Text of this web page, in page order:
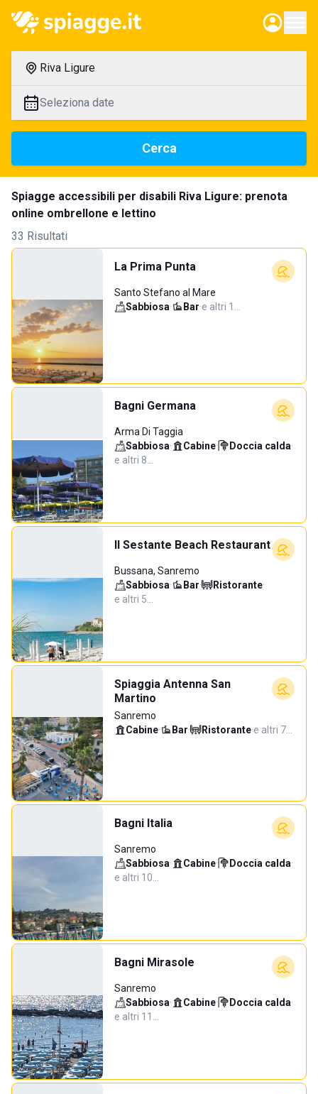
Riva Ligure
Seleziona date
Cerca
Spiagge accessibili per disabili Riva Ligure: prenota
online ombrellone e lettino
33 Risultati
La Prima Punta
Santo Stefano al Mare
Sabbiosa· Bar·e altri 1…
Bagni Germana
Arma Di Taggia
Sabbiosa· Cabine· Doccia calda·
e altri 8…
Il Sestante Beach Restaurant
Bussana, Sanremo
Sabbiosa· Bar· Ristorante·
e altri 5…
Spiaggia Antenna San
Martino
Sanremo
Cabine· Bar· Ristorante·e altri 7…
Bagni Italia
Sanremo
Sabbiosa· Cabine· Doccia calda·
e altri 10…
Bagni Mirasole
Sanremo
Sabbiosa· Cabine· Doccia calda·
e altri 11…